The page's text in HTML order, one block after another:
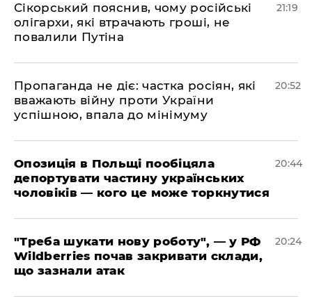
​Сікорський пояснив, чому російські
олігархи, які втрачають гроші, не
повалили Путіна
21:19
​Пропаганда не діє: частка росіян, які
вважають війну проти України
успішною, впала до мінімуму
20:52
​Опозиція в Польщі пообіцяла
депортувати частину українських
чоловіків — кого це може торкнутися
20:44
​"Треба шукати нову роботу", — у РФ
Wildberries почав закривати склади,
що зазнали атак
20:24